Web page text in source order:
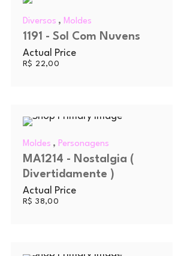
Diversos , Moldes
1191 - Sol Com Nuvens
Actual Price
R$ 22,00
Moldes , Personagens
MA1214 - Nostalgia (
Divertidamente )
Actual Price
R$ 38,00